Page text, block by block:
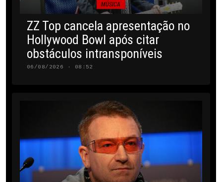
MÚSICA
ZZ Top cancela apresentação no
Hollywood Bowl após citar
obstáculos intransponíveis
06/08/2026 · 08:52